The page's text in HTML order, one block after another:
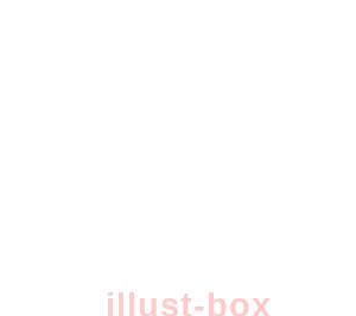
illust-box